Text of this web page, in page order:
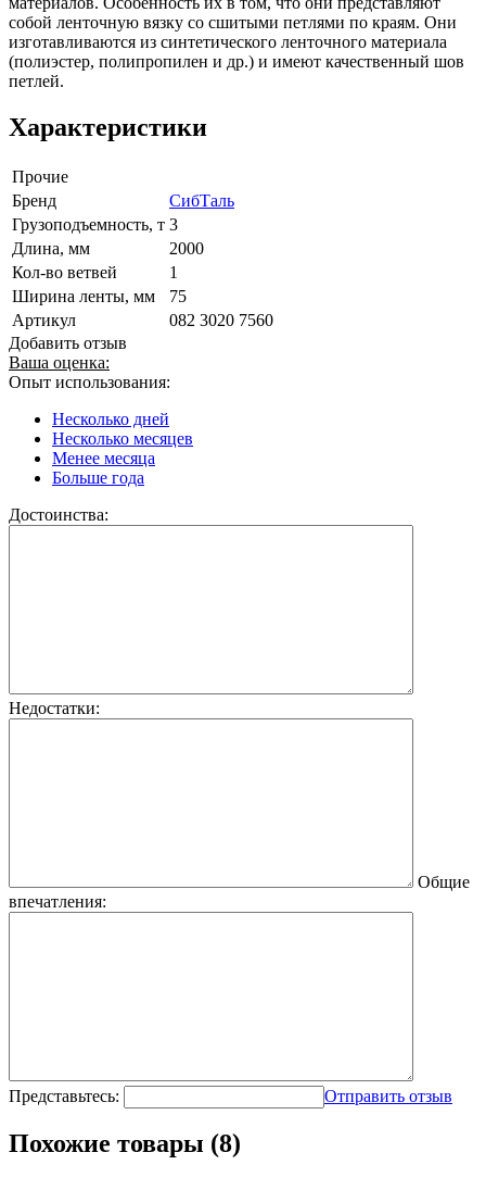
собой ленточную вязку со сшитыми петлями по краям. Они
изготавливаются из синтетического ленточного материала
(полиэстер, полипропилен и др.) и имеют качественный шов
петлей.
Характеристики
Прочие
Бренд
СибТаль
Грузоподъемность, т 3
Длина, мм
2000
Кол-во ветвей
1
Ширина ленты, мм
75
Артикул
082 3020 7560
Добавить отзыв
Ваша оценка:
Опыт использования:
Несколько дней
Несколько месяцев
Менее месяца
Больше года
Достоинства:
Недостатки:
Общие
впечатления:
Представьтесь: Отправить отзыв
Похожие товары (8)